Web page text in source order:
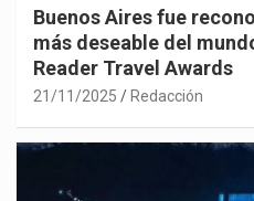
Buenos Aires fue
más deseable del
Reader Travel Awards
21/11/2025 Redacción